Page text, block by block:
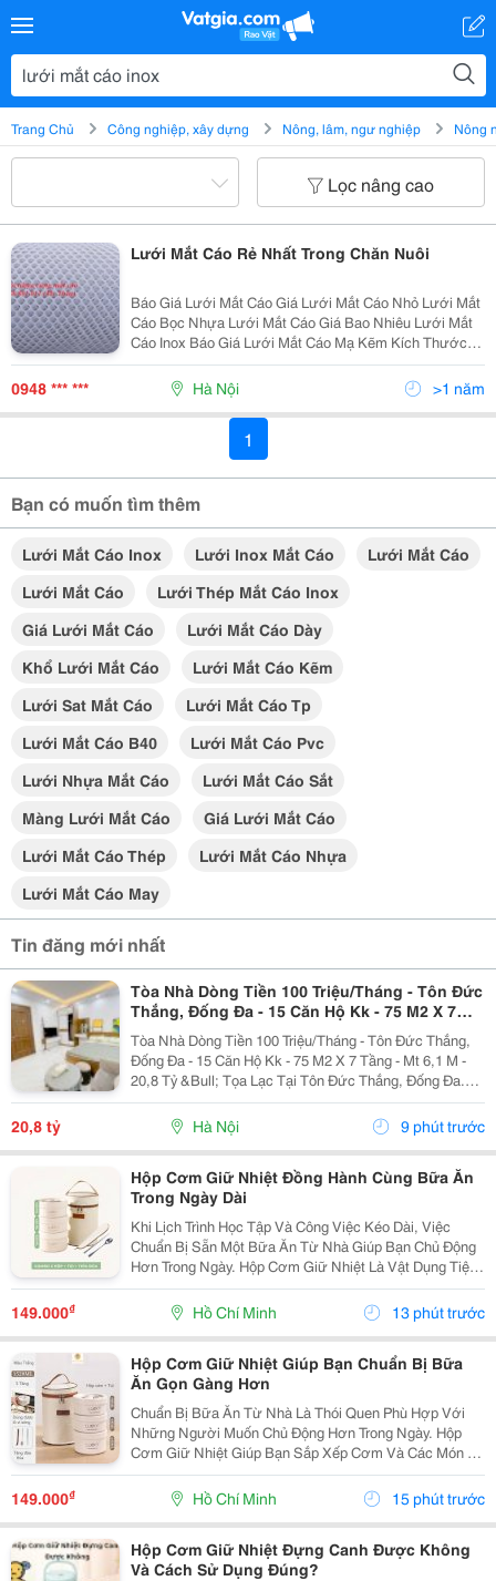
Trang Chủ Công nghiệp, xây dựng Nông, lâm, ngư nghiệp Nông
Lọc nâng cao
Lưới Mắt Cáo Rẻ Nhất Trong Chăn Nuôi
Báo Giá Lưới Mắt Cáo Giá Lưới Mắt Cáo Nhỏ Lưới Mắt
Cáo Bọc Nhựa Lưới Mắt Cáo Giá Bao Nhiêu Lưới Mắt
Cáo Inox Báo Giá Lưới Mắt Cáo Mạ Kẽm Kích Thước
Lưới Mắt Cáo Lưới Mắt Cáo Nhựa B Báo Giá Lưới Mắt
0948 *** *** Hà Nội >1 năm
1
Bạn có muốn tìm thêm
Lưới Mắt Cáo Inox Lưới Inox Mắt Cáo
Lưới Mắt Cáo
Lưới Mắt Cáo
Lưới Thép Mắt Cáo Inox
Giá Lưới Mắt Cáo
Lưới Mắt Cáo Dày
Khổ Lưới Mắt Cáo
Lưới Mắt Cáo Kẽm
Lưới Sat Mắt Cáo
Lưới Mắt Cáo Tp
Lưới Mắt Cáo B40
Lưới Mắt Cáo Pvc
Lưới Nhựa Mắt Cáo
Lưới Mắt Cáo Sắt
Màng Lưới Mắt Cáo
Giá Lưới Mắt Cáo
Lưới Mắt Cáo Thép
Lưới Mắt Cáo Nhựa
Lưới Mắt Cáo May
Tin đăng mới nhất
Tòa Nhà Dòng Tiền 100 Triệu/Tháng - Tôn Đức
Thắng, Đống Đa - 15 Căn Hộ Kk - 75 M2 X 7
Tầng - Mt 6,1 M - 20,8 Tỷ
Tòa Nhà Dòng Tiền 100 Triệu/Tháng - Tôn Đức Thắng,
Đống Đa - 15 Căn Hộ Kk - 75 M2 X 7 Tầng - Mt 6,1 M -
20,8 Tỷ &Bull; Tọa Lạc Tại Tôn Đức Thắng, Đống Đa.
Cách Mặt Phố Khoảng 50 Mét, Cách Ô Tô Tránh Khoảng
10 Mét, Vị Trí Thuận Tiện Khai Thác...
20,8 tỷ Hà Nội 9 phút trước
Hộp Cơm Giữ Nhiệt Đồng Hành Cùng Bữa Ăn
Trong Ngày Dài
Khi Lịch Trình Học Tập Và Công Việc Kéo Dài, Việc
Chuẩn Bị Sẵn Một Bữa Ăn Từ Nhà Giúp Bạn Chủ Động
Hơn Trong Ngày. Hộp Cơm Giữ Nhiệt Là Vật Dụng Tiện
Lợi, Hỗ Trợ Mang Theo Nhiều Món Ăn Và Phù Hợp Với
Những Người Thường Xuyên Ăn Trưa Tại Trường,
149.000₫ Hồ Chí Minh 13 phút trước
Hộp Cơm Giữ Nhiệt Giúp Bạn Chuẩn Bị Bữa
Ăn Gọn Gàng Hơn
Chuẩn Bị Bữa Ăn Từ Nhà Là Thói Quen Phù Hợp Với
Những Người Muốn Chủ Động Hơn Trong Ngày. Hộp
Cơm Giữ Nhiệt Giúp Bạn Sắp Xếp Cơm Và Các Món Ăn
Kèm Gọn Gàng, Thuận Tiện Mang Theo Đến Trường,
Văn Phòng Hoặc Trong Những Chuyến Đi. Chọn Hộp Có
Số Ngăn...
149.000₫ Hồ Chí Minh 15 phút trước
Hộp Cơm Giữ Nhiệt Đựng Canh Được Không
Và Cách Sử Dụng Đúng?